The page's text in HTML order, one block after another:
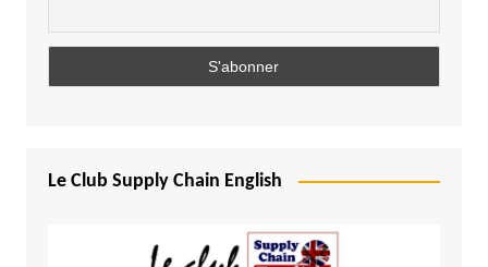
Le Club Supply Chain English